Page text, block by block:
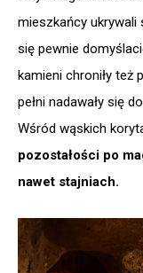
mieszkańcy ukrywali
się pewnie
kamieni chroniły też
pełni nadawały się
Wśród wąskich
pozostałości po
nawet stajniach.